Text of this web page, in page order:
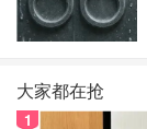
大家都在抢
1